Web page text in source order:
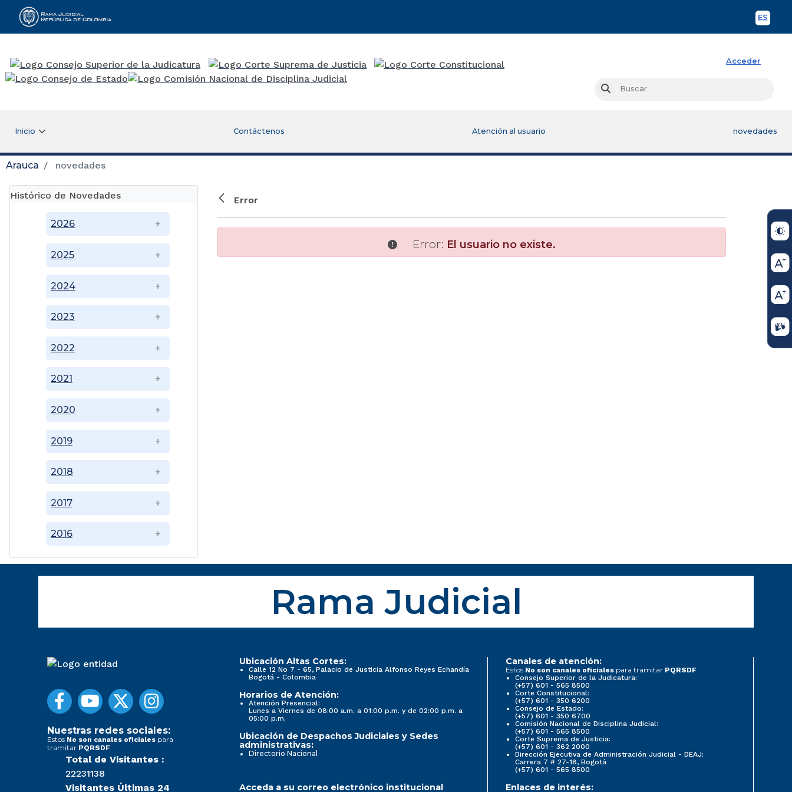
ES
Rama Judicial
Acceder
Buscar
Inicio Contáctenos Atención al usuario novedades
Arauca novedades
Histórico de Novedades
2016
2017
2018
2019
2020
2021
2022
2023
2024
2025
2026
Error
Error: El usuario no existe.
Rama Judicial
Nuestras redes sociales:
Estos No son canales oficiales para
tramitar PQRSDF
Total de Visitantes :
22231138
Visitantes Últimas 24
Ubicación Altas Cortes:
Calle 12 No 7 - 65, Palacio de Justicia Alfonso Reyes Echandía
Bogotá - Colombia
Horarios de Atención:
Atención Presencial:
Lunes a Viernes de 08:00 a.m. a 01:00 p.m. y de 02:00 p.m. a
05:00 p.m.
Ubicación de Despachos Judiciales y Sedes
administrativas:
Directorio Nacional
Canales de atención:
Estos No son canales oficiales para tramitar PQRSDF
Consejo Superior de la Judicatura:
(+57) 601 - 565 8500
Corte Constitucional:
(+57) 601 - 350 6200
Consejo de Estado:
(+57) 601 - 350 6700
Comisión Nacional de Disciplina Judicial:
(+57) 601 - 565 8500
Corte Suprema de Justicia:
(+57) 601 - 362 2000
Dirección Ejecutiva de Administración Judicial - DEAJ:
Carrera 7 # 27-18, Bogotá
(+57) 601 - 565 8500
Acceda a su correo electrónico institucional Enlaces de interés: